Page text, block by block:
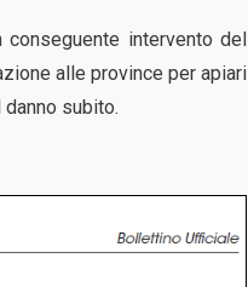
intervento del
alle province per apiari
subito.